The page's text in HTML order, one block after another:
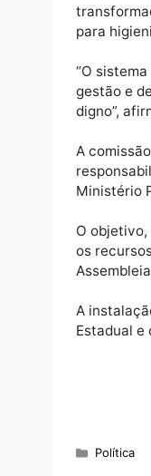
saúde
para
gestão
digno”,
os